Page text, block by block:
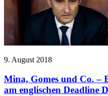
9. August 2018
Mina, Gomes und Co. –
am englischen Deadline